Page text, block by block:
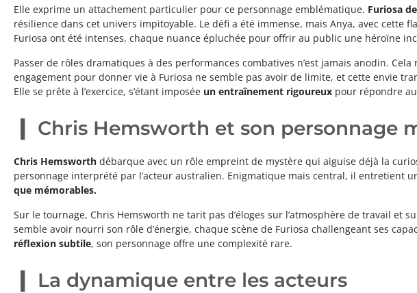
Elle exprime un attachement particulier pour ce personnage emblématique. Furiosa
résilience dans cet univers impitoyable. Le défi a été immense, mais Anya, avec cette
Furiosa ont été intenses, chaque nuance épluchée pour offrir au public une héroïne
Passer de rôles dramatiques à des performances combatives n’est jamais anodin.
engagement pour donner vie à Furiosa ne semble pas avoir de limite, et cette envie
Elle se prête à l’exercice, s’étant imposée un entraînement rigoureux pour répondre
Chris Hemsworth et son personnage
Chris Hemsworth débarque avec un rôle empreint de mystère qui aiguise déjà la
personnage interprété par l’acteur australien. Enigmatique mais central, il entretient
que mémorables.
Sur le tournage, Chris Hemsworth ne tarit pas d’éloges sur l’atmosphère de travail et
semble avoir nourri son rôle d’énergie, chaque scène de Furiosa challengeant ses
réflexion subtile, son personnage offre une complexité rare.
La dynamique entre les acteurs